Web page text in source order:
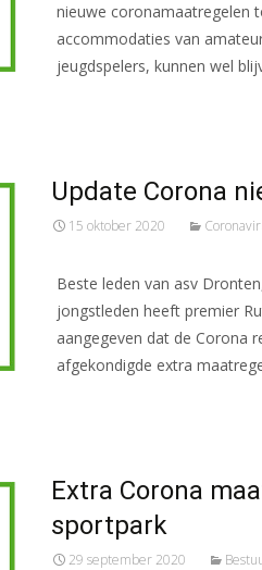
nieuwe coronamaatregelen
accommodaties van
jeugdspelers, kunnen wel
Update Corona
15 oktober 2020
Beste leden van asv
jongstleden heeft premier
aangegeven dat de Corona
afgekondigde extra
Extra Corona
sportpark
29 september 2020